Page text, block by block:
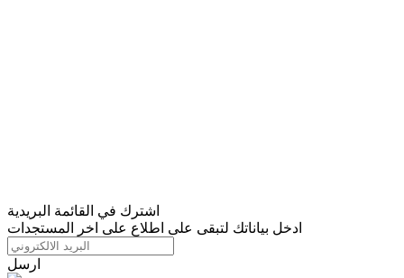
اشترك في القائمة البريدية
ادخل بياناتك لتبقى على اطلاع على اخر المستجدات
ارسل